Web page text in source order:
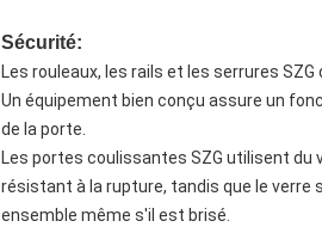
Sécurité:
Les rouleaux, les rails et les serrures
Un équipement bien conçu assure un
de la porte.
Les portes coulissantes SZG utilisent
résistant à la rupture, tandis que le verre
ensemble même s'il est brisé.